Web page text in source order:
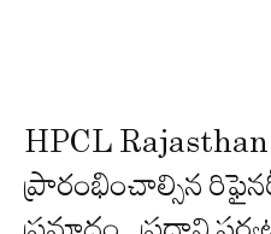
HPCL
ప్రారంభించాల్సిన